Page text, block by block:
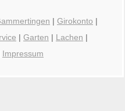
| Girokonto |
| Garten | Lachen |
Impressum